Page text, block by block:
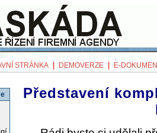
STRÁNKA DEMOVERZE E-
Představení